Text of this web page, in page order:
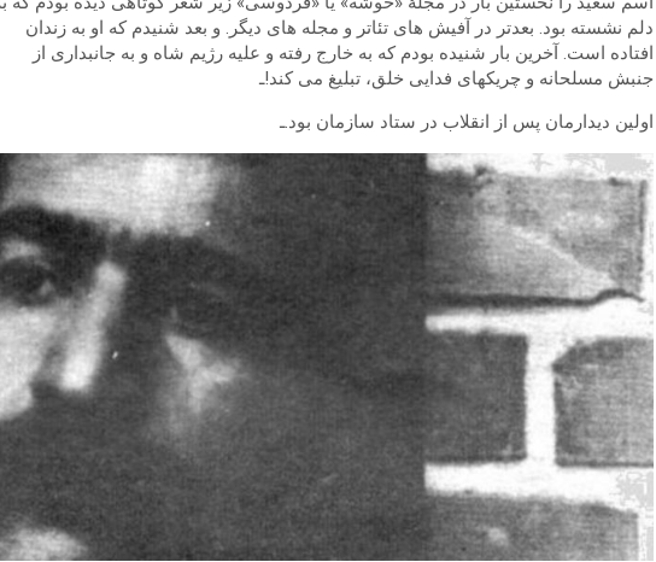
دلم نشسته بود. بعدتر در آفیش های تئاتر و مجله های دیگر. و بعد شنیدم که او به زندان
افتاده است. آخرین بار شنیده بودم که به خارج رفته و علیه رژیم شاه و به جانبداری از
جنبش مسلحانه و چریکهای فدایی خلق، تبلیغ می کند!ـ
اولین دیدارمان پس از انقلاب در ستاد سازمان بود.ـ